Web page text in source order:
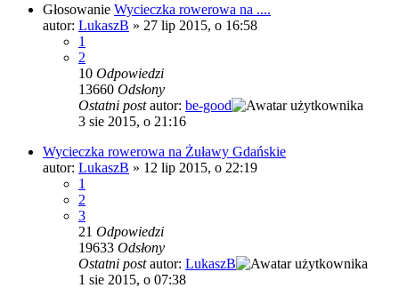
Głosowanie Wycieczka rowerowa na ....
autor: LukaszB » 27 lip 2015, o 16:58
1
2
10 Odpowiedzi
13660 Odsłony
Ostatni postautor: be-good
3 sie 2015, o 21:16
Wycieczka rowerowa na Żuławy Gdańskie
autor: LukaszB » 12 lip 2015, o 22:19
1
2
3
21 Odpowiedzi
19633 Odsłony
Ostatni postautor: LukaszB
1 sie 2015, o 07:38